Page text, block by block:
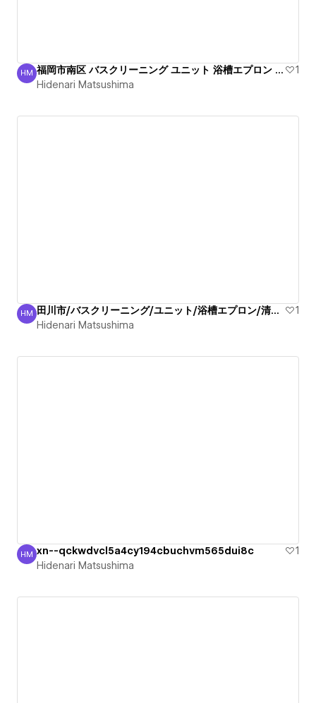
Hidenari Matsushima
HM 福岡市南区 バスクリーニング ユニット 浴槽エプロン 清掃
1
Hidenari Matsushima
Hidenari Matsushima
HM 田川市/バスクリーニング/ユニット/浴槽エプロン/清掃安心
1
Hidenari Matsushima
Hidenari Matsushima
HM xn--qckwdvcl5a4cy194cbuchvm565dui8c
1
Hidenari Matsushima